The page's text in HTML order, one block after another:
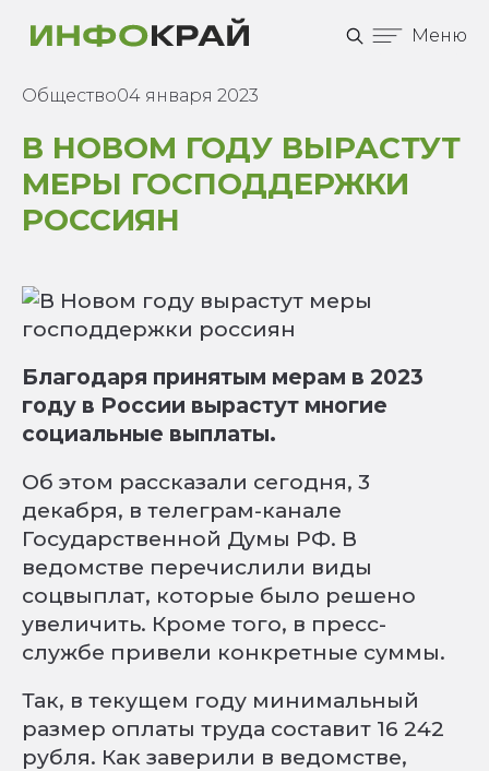
Меню
Общество04 января 2023
В НОВОМ ГОДУ ВЫРАСТУТ
МЕРЫ ГОСПОДДЕРЖКИ
РОССИЯН
Благодаря принятым мерам в 2023
году в России вырастут многие
социальные выплаты.
Об этом рассказали сегодня, 3
декабря, в телеграм-канале
Государственной Думы РФ. В
ведомстве перечислили виды
соцвыплат, которые было решено
увеличить. Кроме того, в пресс-
службе привели конкретные суммы.
Так, в текущем году минимальный
размер оплаты труда составит 16 242
рубля. Как заверили в ведомстве,